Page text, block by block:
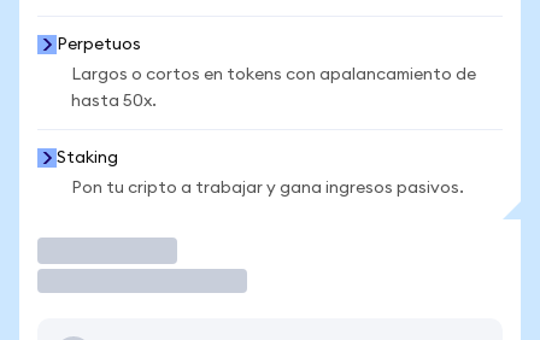
Perpetuos
Largos o cortos en tokens con apalancamiento de
hasta 50x.
Staking
Pon tu cripto a trabajar y gana ingresos pasivos.